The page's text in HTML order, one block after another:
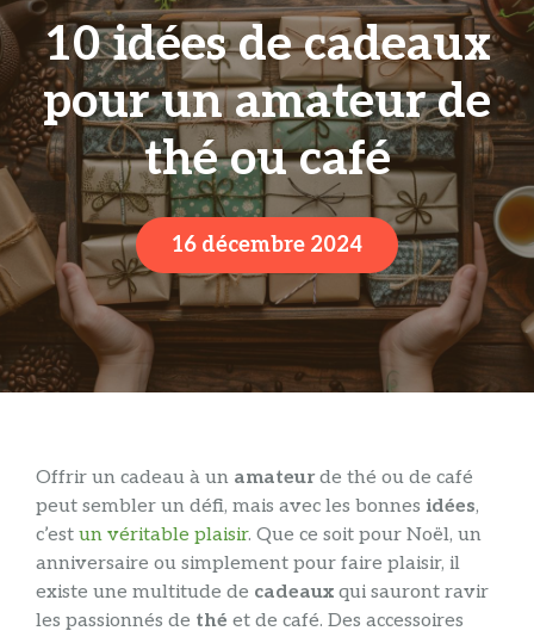
10 idées de cadeaux
pour un amateur de
thé ou café
16 décembre 2024
Offrir un cadeau à un amateurde thé ou de café
peut sembler un défi, mais avec les bonnes idées,
c’est un véritable plaisir. Que ce soit pour Noël, un
anniversaire ou simplement pour faire plaisir, il
existe une multitude de cadeaux qui sauront ravir
les passionnés de thé et de café. Des accessoires